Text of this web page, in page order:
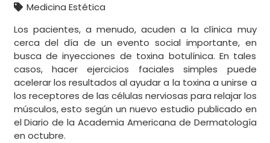
Medicina Estética
Los pacientes, a menudo, acuden a la clínica muy
cerca del día de un evento social importante, en
busca de inyecciones de toxina botulínica. En tales
casos, hacer ejercicios faciales simples puede
acelerar los resultados al ayudar a la toxina a unirse a
los receptores de las células nerviosas para relajar los
músculos, esto según un nuevo estudio publicado en
el Diario de la Academia Americana de Dermatología
en octubre.